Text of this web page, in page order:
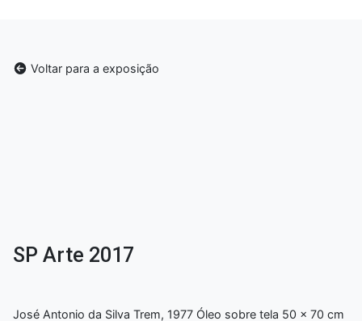
Voltar para a exposição
SP Arte 2017
José Antonio da Silva Trem, 1977 Óleo sobre tela 50 x 70 cm